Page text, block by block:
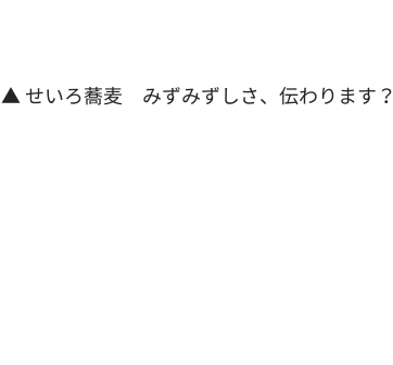
▲ せいろ蕎麦　みずみずしさ、伝わります？